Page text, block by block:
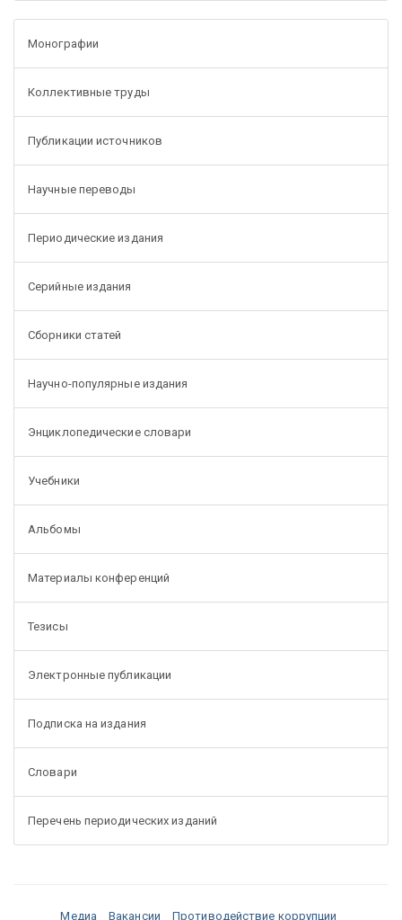
Монографии
Коллективные труды
Публикации источников
Научные переводы
Периодические издания
Серийные издания
Сборники статей
Научно-популярные издания
Энциклопедические словари
Учебники
Альбомы
Материалы конференций
Тезисы
Электронные публикации
Подписка на издания
Словари
Перечень периодических изданий
Медиа Вакансии Противодействие коррупции